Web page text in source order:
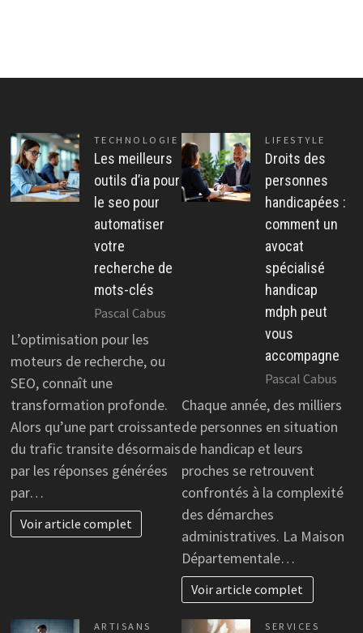
TECHNOLOGIE
Les meilleurs
outils d’ia pour
le seo pour
automatiser
votre
recherche de
mots-clés
Pascal Cabus
L’optimisation pour les
moteurs de recherche, ou
SEO, connaît une
transformation profonde.
Alors qu’une part croissante
du trafic transite désormais
par les réponses générées
par…
Voir article complet
LIFESTYLE
Droits des
personnes
handicapées :
comment un
avocat
spécialisé
handicap
mdph peut
vous
accompagne
Pascal Cabus
Chaque année, des milliers
de personnes en situation
de handicap et leurs
proches se retrouvent
confrontés à la complexité
des démarches
administratives. La Maison
Départementale…
Voir article complet
ARTISANS
SERVICES